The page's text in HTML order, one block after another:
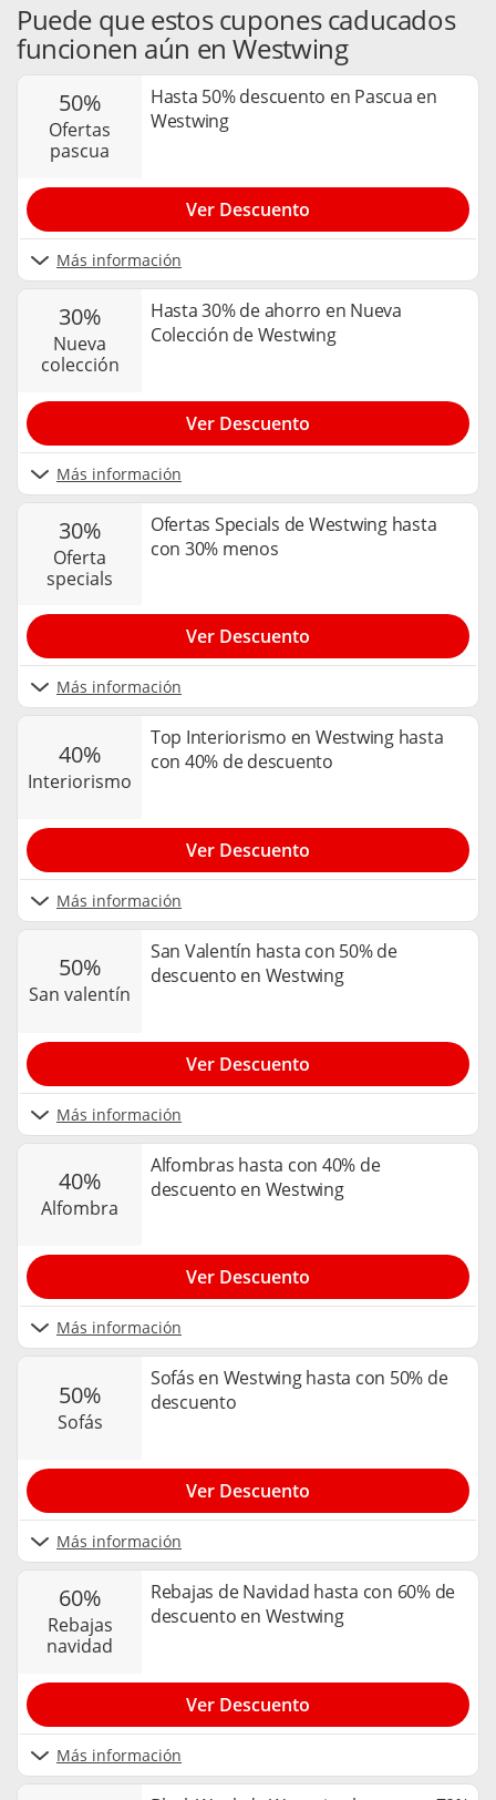
Puede que estos cupones caducados
funcionen aún en Westwing
50%
ofertas
pascua
Hasta 50% descuento en Pascua en
Westwing
Más información
Ver Descuento
30%
nueva
colección
Hasta 30% de ahorro en Nueva
Colección de Westwing
Más información
Ver Descuento
30%
oferta
specials
Ofertas Specials de Westwing hasta
con 30% menos
Más información
Ver Descuento
40%
interiorismo
Top Interiorismo en Westwing hasta
con 40% de descuento
Más información
Ver Descuento
50%
san valentín
San Valentín hasta con 50% de
descuento en Westwing
Más información
Ver Descuento
40%
alfombra
Alfombras hasta con 40% de
descuento en Westwing
Más información
Ver Descuento
50%
sofás
Sofás en Westwing hasta con 50% de
descuento
Más información
Ver Descuento
60%
rebajas
navidad
Rebajas de Navidad hasta con 60% de
descuento en Westwing
Más información
Ver Descuento